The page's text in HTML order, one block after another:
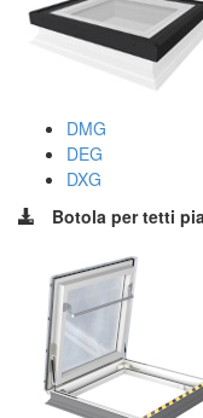
DMG
DEG
DXG
Botola per tetti